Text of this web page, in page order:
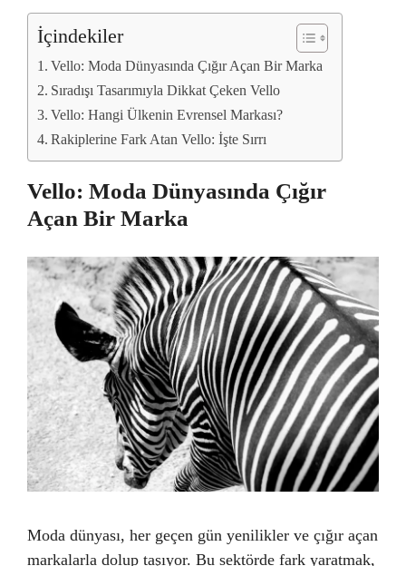
İçindekiler
Vello: Moda Dünyasında Çığır Açan Bir Marka
Sıradışı Tasarımıyla Dikkat Çeken Vello
Vello: Hangi Ülkenin Evrensel Markası?
Rakiplerine Fark Atan Vello: İşte Sırrı
Vello: Moda Dünyasında Çığır
Açan Bir Marka
Moda dünyası, her geçen gün yenilikler ve çığır açan
markalarla dolup taşıyor. Bu sektörde fark yaratmak,